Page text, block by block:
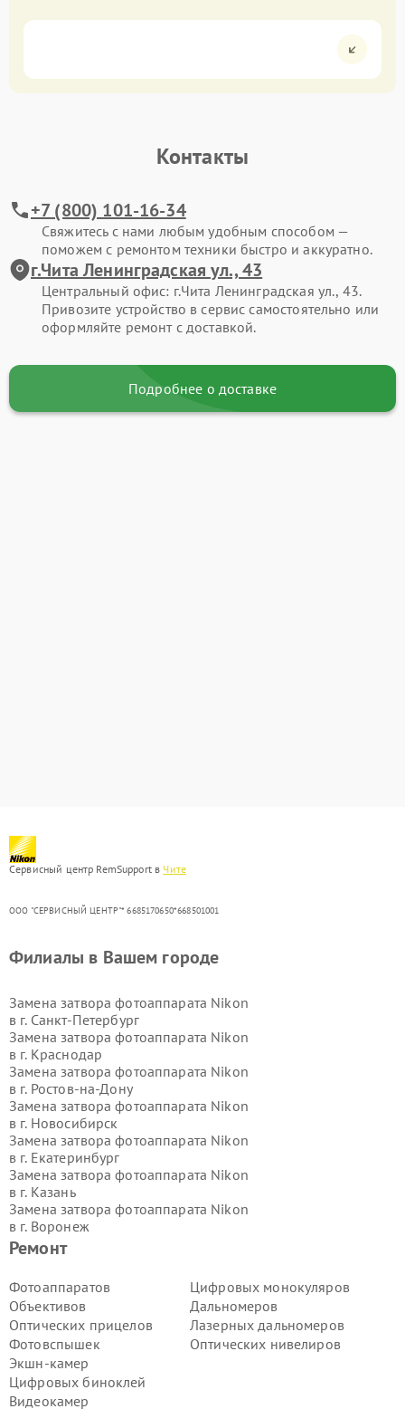
Контакты
+7 (800) 101-16-34
Свяжитесь с нами любым удобным способом —
поможем с ремонтом техники быстро и аккуратно.
г.Чита Ленинградская ул., 43
Центральный офис: г.Чита Ленинградская ул., 43.
Привозите устройство в сервис самостоятельно или
оформляйте ремонт с доставкой.
Подробнее о доставке
Сервисный центр RemSupport в Чите
ООО "СЕРВИСНЫЙ ЦЕНТР"* 6685170650*668501001
Ремонт
Фотоаппаратов
Объективов
Оптических прицелов
Фотовспышек
Экшн-камер
Цифровых биноклей
Видеокамер
Цифровых монокуляров
Дальномеров
Лазерных дальномеров
Оптических нивелиров
Филиалы в Вашем городе
Замена затвора фотоаппарата Nikon
в г. Санкт-Петербург
Замена затвора фотоаппарата Nikon
в г. Краснодар
Замена затвора фотоаппарата Nikon
в г. Ростов-на-Дону
Замена затвора фотоаппарата Nikon
в г. Новосибирск
Замена затвора фотоаппарата Nikon
в г. Екатеринбург
Замена затвора фотоаппарата Nikon
в г. Казань
Замена затвора фотоаппарата Nikon
в г. Воронеж
Замена затвора фотоаппарата Nikon
Замена затвора фотоаппарата Nikon
в г.Самара
Замена затвора фотоаппарата Nikon
в г.Пермь
Замена затвора фотоаппарата Nikon
в г.Красноярск
Замена затвора фотоаппарата Nikon
в г.Ижевск